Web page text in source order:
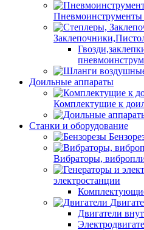
Пневмоинструменты
Доильные аппараты
Комплектущие к
Станки и оборудование
Вибраторы,
электростанции
Двигатели